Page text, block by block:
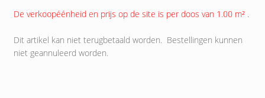
De verkoopéénheid en prijs op de site is per doos van 1.00 m² .
Dit artikel kan niet terugbetaald worden. Bestellingen kunnen
niet geannuleerd worden.